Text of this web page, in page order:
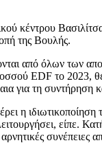
κέντρου
της Βουλής.
από όλων
EDF το 2023,
για τη
ιδιωτικοποίηση
είπε.
συνέπειες